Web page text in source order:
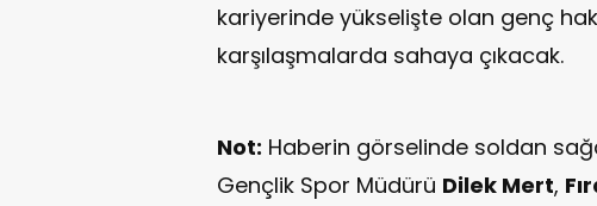
kariyerinde yükselişte olan genç
karşılaşmalarda sahaya çıkacak.
Not: Haberin görselinde soldan
Gençlik Spor Müdürü Dilek Mert,